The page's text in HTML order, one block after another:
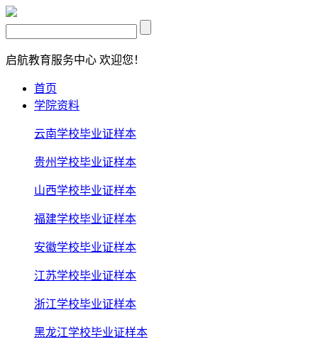
启航教育服务中心 欢迎您！
首页
学院资料
云南学校毕业证样本
贵州学校毕业证样本
山西学校毕业证样本
福建学校毕业证样本
安徽学校毕业证样本
江苏学校毕业证样本
浙江学校毕业证样本
黑龙江学校毕业证样本